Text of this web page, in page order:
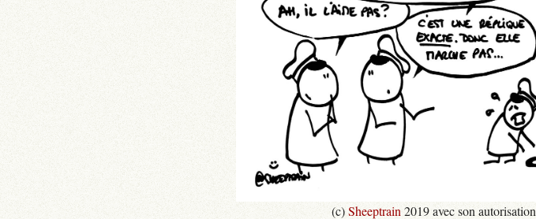
(c)Sheeptrain 2019 avec son autorisation